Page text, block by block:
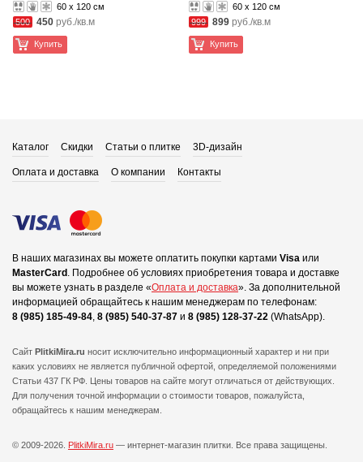
60 x 120 см
500 450 руб./кв.м
Купить
60 x 120 см
999 899 руб./кв.м
Купить
Каталог Скидки Статьи о плитке 3D-дизайн
Оплата и доставка О компании Контакты
В наших магазинах вы можете оплатить покупки картами Visa или
MasterCard . Подробнее об условиях приобретения товара и доставке
вы можете узнать в разделе «Оплата и доставка». За дополнительной
информацией обращайтесь к нашим менеджерам по телефонам:
8 (985) 185-49-84, 8 (985) 540-37-87 и 8 (985) 128-37-22 (WhatsApp).
Сайт PlitkiMira.ru носит исключительно информационный характер и ни при
каких условиях не является публичной офертой, определяемой положениями
Статьи 437 ГК РФ. Цены товаров на сайте могут отличаться от действующих.
Для получения точной информации о стоимости товаров, пожалуйста,
обращайтесь к нашим менеджерам.
© 2009-2026. PlitkiMira.ru — интернет-магазин плитки. Все права защищены.